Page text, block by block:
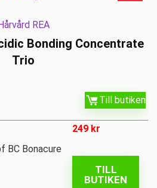
REA
Bonding Concentrate
Trio
Till butiken
249 kr
TILL
BUTIKEN